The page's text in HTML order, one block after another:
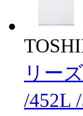
リー
/452L